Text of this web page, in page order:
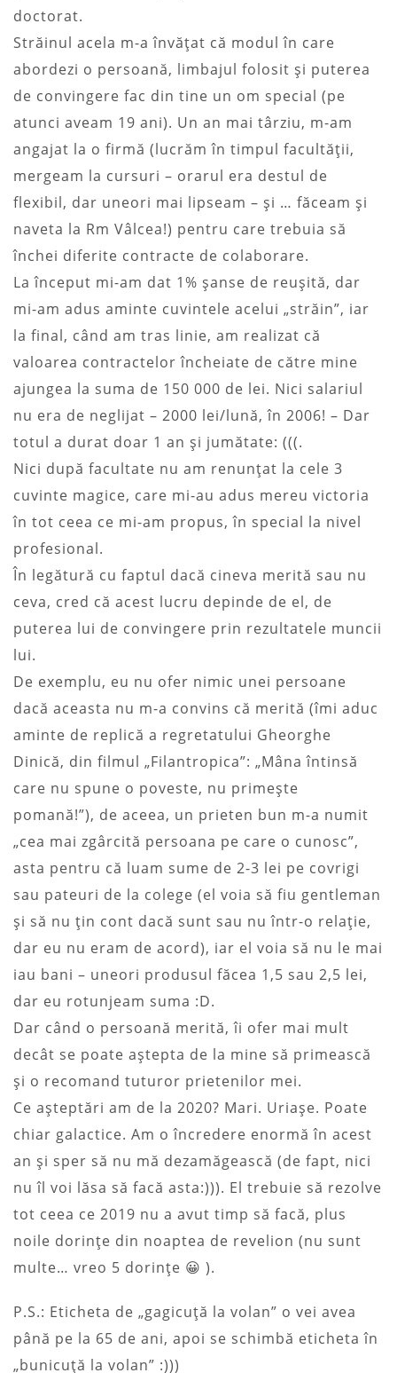
doctorat.
Străinul acela m-a învăţat că modul în care
abordezi o persoană, limbajul folosit şi puterea
de convingere fac din tine un om special (pe
atunci aveam 19 ani). Un an mai târziu, m-am
angajat la o firmă (lucrăm în timpul facultăţii,
mergeam la cursuri – orarul era destul de
flexibil, dar uneori mai lipseam – şi … făceam şi
naveta la Rm Vâlcea!) pentru care trebuia să
închei diferite contracte de colaborare.
La început mi-am dat 1% şanse de reuşită, dar
mi-am adus aminte cuvintele acelui „străin”, iar
la final, când am tras linie, am realizat că
valoarea contractelor încheiate de către mine
ajungea la suma de 150 000 de lei. Nici salariul
nu era de neglijat – 2000 lei/lună, în 2006! – Dar
totul a durat doar 1 an şi jumătate: (((.
Nici după facultate nu am renunţat la cele 3
cuvinte magice, care mi-au adus mereu victoria
în tot ceea ce mi-am propus, în special la nivel
profesional.
În legătură cu faptul dacă cineva merită sau nu
ceva, cred că acest lucru depinde de el, de
puterea lui de convingere prin rezultatele muncii
lui.
De exemplu, eu nu ofer nimic unei persoane
dacă aceasta nu m-a convins că merită (îmi aduc
aminte de replică a regretatului Gheorghe
Dinică, din filmul „Filantropica”: „Mâna întinsă
care nu spune o poveste, nu primeşte
pomană!”), de aceea, un prieten bun m-a numit
„cea mai zgârcită persoana pe care o cunosc”,
asta pentru că luam sume de 2-3 lei pe covrigi
sau pateuri de la colege (el voia să fiu gentleman
şi să nu ţin cont dacă sunt sau nu într-o relaţie,
dar eu nu eram de acord), iar el voia să nu le mai
iau bani – uneori produsul făcea 1,5 sau 2,5 lei,
dar eu rotunjeam suma :D.
Dar când o persoană merită, îi ofer mai mult
decât se poate aştepta de la mine să primească
şi o recomand tuturor prietenilor mei.
Ce aşteptări am de la 2020? Mari. Uriaşe. Poate
chiar galactice. Am o încredere enormă în acest
an şi sper să nu mă dezamăgească (de fapt, nici
nu îl voi lăsa să facă asta:))). El trebuie să rezolve
tot ceea ce 2019 nu a avut timp să facă, plus
noile dorinţe din noaptea de revelion (nu sunt
multe… vreo 5 dorinţe 😀 ).
P.S.: Eticheta de „gagicuţă la volan” o vei avea
până pe la 65 de ani, apoi se schimbă eticheta în
„bunicuţă la volan” :)))